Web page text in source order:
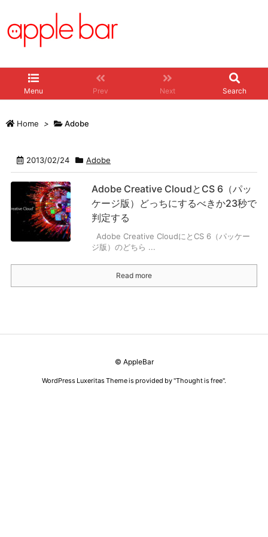
Menu Prev Next Search
Home > Adobe
2013/02/24 Adobe
Adobe Creative CloudとCS 6（パッ
ケージ版）どっちにするべきか23秒で
判定する
Adobe Creative CloudにとCS 6（パッケー
ジ版）のどちら ...
Read more
© AppleBar
WordPress Luxeritas Theme is provided by "Thought is free".